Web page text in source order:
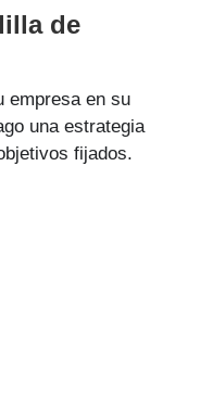
de
empresa en su
una estrategia
fijados.